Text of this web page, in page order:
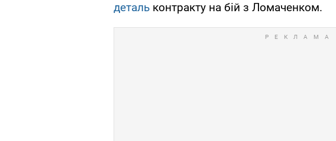
деталь контракту на бій з Ломаченком.